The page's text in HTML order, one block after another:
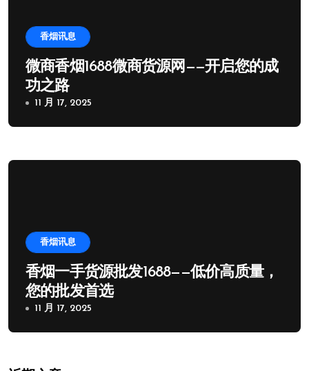
香烟讯息
微商香烟1688微商货源网——开启您的成
功之路
11 月 17, 2025
香烟讯息
香烟一手货源批发1688——低价高质量，
您的批发首选
11 月 17, 2025